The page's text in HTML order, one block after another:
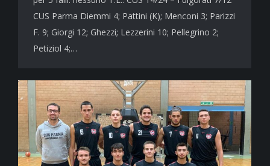
CUS Parma Diemmi 4; Pattini (K); Menconi 3; Parizzi
F. 9; Giorgi 12; Ghezzi; Lezzerini 10; Pellegrino 2;
Petiziol 4;…